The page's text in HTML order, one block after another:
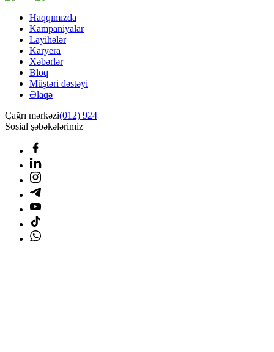
Haqqımızda
Kampaniyalar
Layihələr
Karyera
Xəbərlər
Bloq
Müştəri dəstəyi
Əlaqə
Çağrı mərkəzi(012) 924
Sosial şəbəkələrimiz